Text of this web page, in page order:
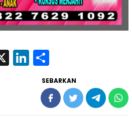
X LinkedIn
SEBARKAN